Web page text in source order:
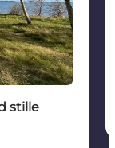
stille